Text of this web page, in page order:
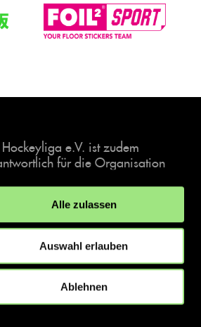
Alle zulassen
Auswahl erlauben
Ablehnen
e.V. ist zudem
für die Organisation
der deutschen Hockey-
© 2026 hockey.de